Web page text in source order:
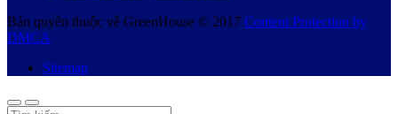
Bản quyền thuộc về GreenHouse © 2017 Content Protection by
DMCA
Sitemap